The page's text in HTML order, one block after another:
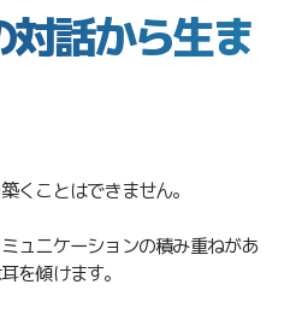
話から生ま
くことはできません。
ュニケーションの積み重ねがあ
を傾けます。